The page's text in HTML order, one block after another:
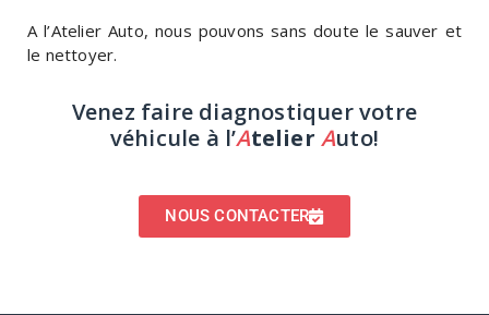
A l’Atelier Auto, nous pouvons sans doute le sauver et
le nettoyer.
Venez faire diagnostiquer votre
véhicule à l’Atelier Auto!
NOUS CONTACTER